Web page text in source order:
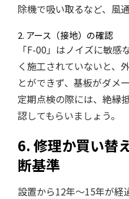
除機で吸い取るなど、風
2. アース（接地）の確認
「F-00」はノイズに敏感
く施工されていないと、
とができず、基板がダメ
定期点検の際には、絶縁
認してもらいましょう。
6. 修理か買い替
断基準
設置から12年〜15年が経